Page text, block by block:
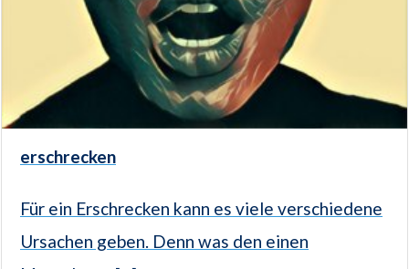
erschrecken
Für ein Erschrecken kann es viele verschiedene
Ursachen geben. Denn was den einen